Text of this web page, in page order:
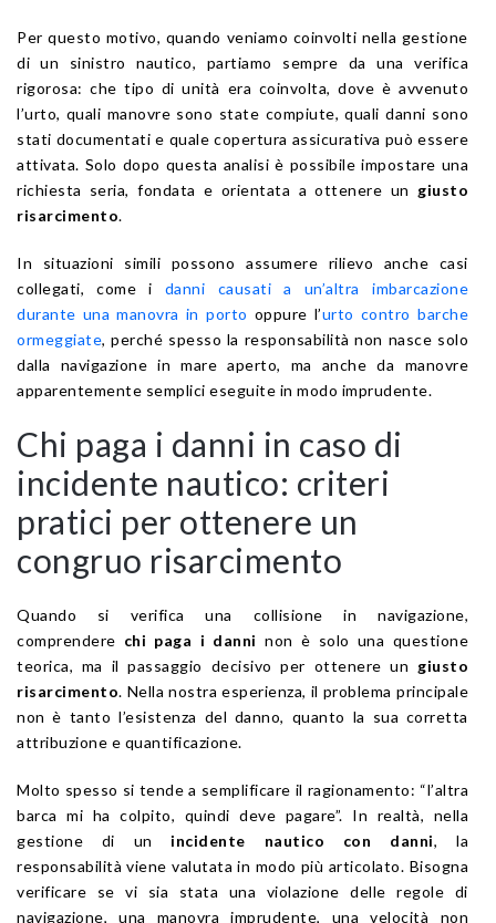
Per questo motivo, quando veniamo coinvolti nella gestione
di un sinistro nautico, partiamo sempre da una verifica
rigorosa: che tipo di unità era coinvolta, dove è avvenuto
l’urto, quali manovre sono state compiute, quali danni sono
stati documentati e quale copertura assicurativa può essere
attivata. Solo dopo questa analisi è possibile impostare una
richiesta seria, fondata e orientata a ottenere un giusto
risarcimento.
In situazioni simili possono assumere rilievo anche casi
collegati, come i danni causati a un’altra imbarcazione
durante una manovra in porto oppure l’urto contro barche
ormeggiate, perché spesso la responsabilità non nasce solo
dalla navigazione in mare aperto, ma anche da manovre
apparentemente semplici eseguite in modo imprudente.
Chi paga i danni in caso di
incidente nautico: criteri
pratici per ottenere un
congruo risarcimento
Quando si verifica una collisione in navigazione,
comprendere chi paga i danni non è solo una questione
teorica, ma il passaggio decisivo per ottenere un giusto
risarcimento. Nella nostra esperienza, il problema principale
non è tanto l’esistenza del danno, quanto la sua corretta
attribuzione e quantificazione.
Molto spesso si tende a semplificare il ragionamento: “l’altra
barca mi ha colpito, quindi deve pagare”. In realtà, nella
gestione di un incidente nautico con danni, la
responsabilità viene valutata in modo più articolato. Bisogna
verificare se vi sia stata una violazione delle regole di
navigazione, una manovra imprudente, una velocità non